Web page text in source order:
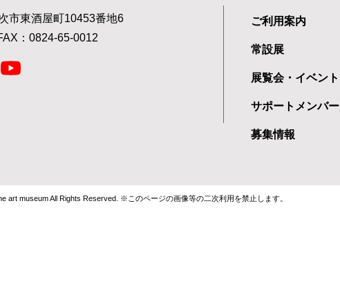
市東酒屋町10453番地6
：0824-65-0012
ご利用案内
常設展
展覧会・イベント
サポートメンバー
募集情報
art museum All Rights Reserved. ※このページの画像等の二次利用を禁止します。